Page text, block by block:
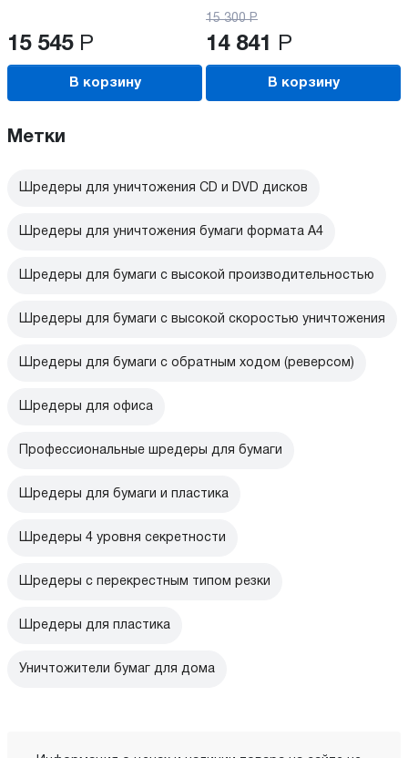
15 545 Р
В корзину
15 300 Р
14 841 Р
В корзину
Метки
Шредеры для уничтожения CD и DVD дисков
Шредеры для уничтожения бумаги формата А4
Шредеры для бумаги с высокой производительностью
Шредеры для бумаги с высокой скоростью уничтожения
Шредеры для бумаги с обратным ходом (реверсом)
Шредеры для офиса
Профессиональные шредеры для бумаги
Шредеры для бумаги и пластика
Шредеры 4 уровня секретности
Шредеры с перекрестным типом резки
Шредеры для пластика
Уничтожители бумаг для дома